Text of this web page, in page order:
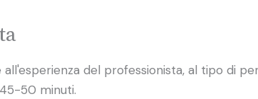
del professionista, al tipo di
50 minuti.